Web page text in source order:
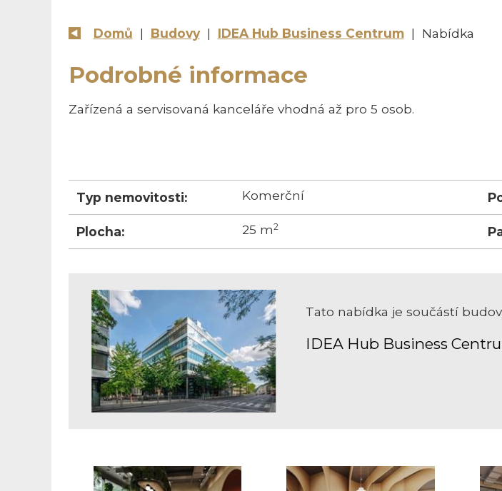
Domů | Budovy| IDEA Hub Business Centrum| Nabídka
Podrobné informace
Zařízená a servisovaná kanceláře vhodná až pro 5 osob.
Typ nemovitosti: Komerční
Plocha: 25 m2
Tato nabídka je součástí
IDEA Hub Business